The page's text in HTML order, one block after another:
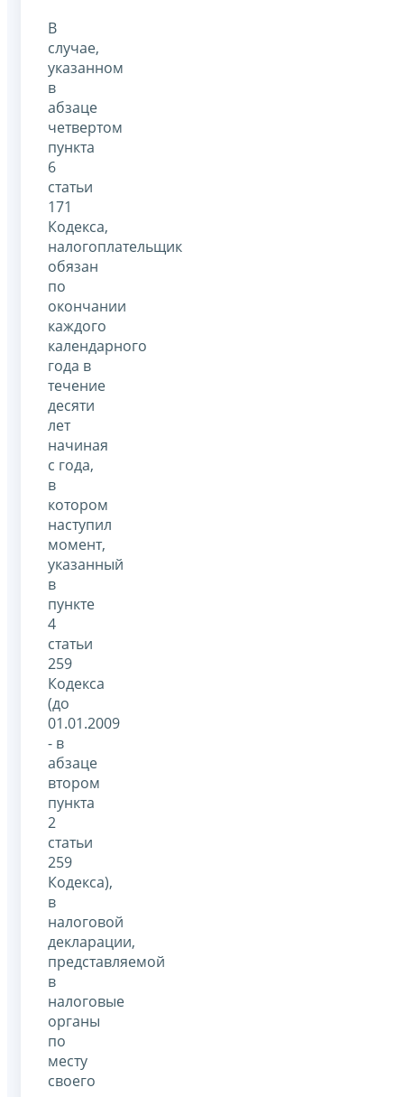
В
случае,
указанном
в
абзаце
четвертом
пункта
6
статьи
171
Кодекса,
налогоплательщик
обязан
по
окончании
каждого
календарного
года в
течение
десяти
лет
начиная
с года,
в
котором
наступил
момент,
указанный
в
пункте
4
статьи
259
Кодекса
(до
01.01.2009
- в
абзаце
втором
пункта
2
статьи
259
Кодекса),
в
налоговой
декларации,
представляемой
в
налоговые
органы
по
месту
своего